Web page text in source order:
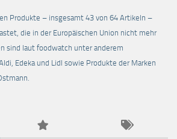
Produkte – insgesamt 43 von 64 Artikeln –
die in der Europäischen Union nicht mehr
sind laut foodwatch unter anderem
Edeka und Lidl sowie Produkte der Marken